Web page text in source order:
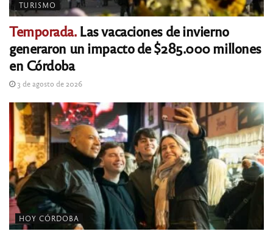
TURISMO
Temporada.Las vacaciones de invierno
generaron un impacto de $285.000 millones
en Córdoba
3 de agosto de 2026
HOY CÓRDOBA